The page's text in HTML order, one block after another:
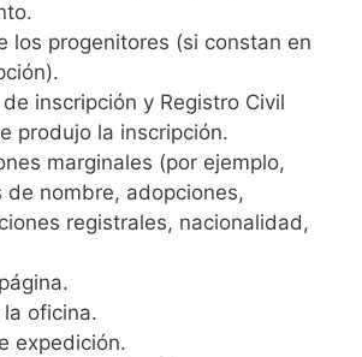
los progenitores (si constan en
inscripción y Registro Civil
produjo la inscripción.
marginales (por ejemplo,
de nombre, adopciones,
registrales, nacionalidad,
oficina.
expedición.